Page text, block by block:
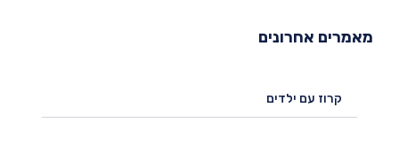
אחרונים
קרוז עם ילדים